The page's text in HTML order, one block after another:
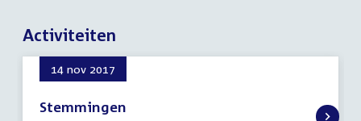
Activiteiten
14 nov 2017
Stemmingen